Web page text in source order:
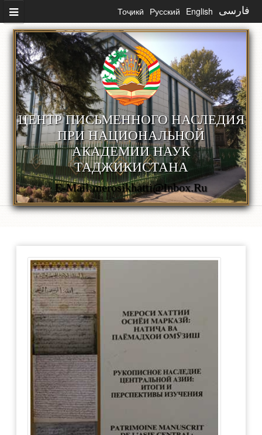
Перейти к основному содержаниюТоҷикӣ Русский English فارسی
ЦЕНТР ПИСЬМЕННОГО НАСЛЕДИЯ
ПРИ НАЦИОНАЛЬНОЙ
АКАДЕМИИ НАУК
ТАДЖИКИСТАНА
E-Mail:merosikhatti@inbox.ru